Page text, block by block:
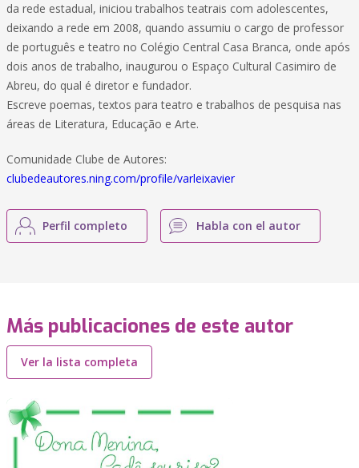
da rede estadual, iniciou trabalhos teatrais com adolescentes,
deixando a rede em 2008, quando assumiu o cargo de professor
de português e teatro no Colégio Central Casa Branca, onde após
dois anos de trabalho, inaugurou o Espaço Cultural Casimiro de
Abreu, do qual é diretor e fundador.
Escreve poemas, textos para teatro e trabalhos de pesquisa nas
áreas de Literatura, Educação e Arte.
Comunidade Clube de Autores:
clubedeautores.ning.com/profile/varleixavier
Perfil completo Habla con el autor
Más publicaciones de este autor
Ver la lista completa